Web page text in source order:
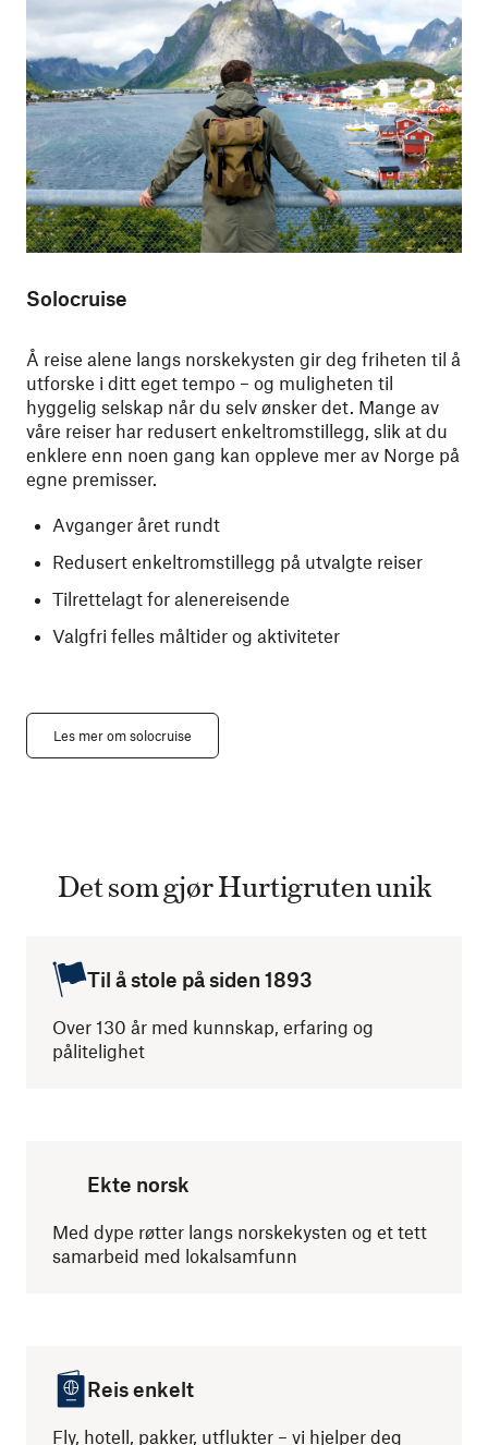
Solocruise
Å reise alene langs norskekysten gir deg friheten til å
utforske i ditt eget tempo – og muligheten til
hyggelig selskap når du selv ønsker det. Mange av
våre reiser har redusert enkeltromstillegg, slik at du
enklere enn noen gang kan oppleve mer av Norge på
egne premisser.
Avganger året rundt
Redusert enkeltromstillegg på utvalgte reiser
Tilrettelagt for alenereisende
Valgfri felles måltider og aktiviteter
Les mer om solocruise
Det som gjør Hurtigruten unik
Til å stole på siden 1893
Over 130 år med kunnskap, erfaring og
pålitelighet
Ekte norsk
Med dype røtter langs norskekysten og et tett
samarbeid med lokalsamfunn
Reis enkelt
Fly, hotell, pakker, utflukter – vi hjelper deg